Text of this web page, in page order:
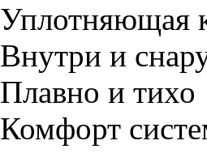
Уплотняющая
Внутри и
Плавно и тихо
Комфорт